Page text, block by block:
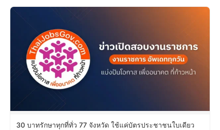
30 บาทรักษาทุกที่ทั่ว 77 จังหวัด ใช้แค่บัตรประชาชนใบเดียว